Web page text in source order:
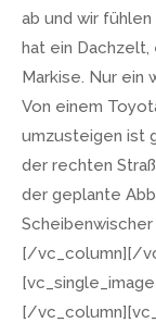
ab und wir
hat ein Dachzelt,
Markise. Nur ein
Von einem
umzusteigen ist
der rechten
der geplante
[/vc_column][/
[vc_single_image
[/